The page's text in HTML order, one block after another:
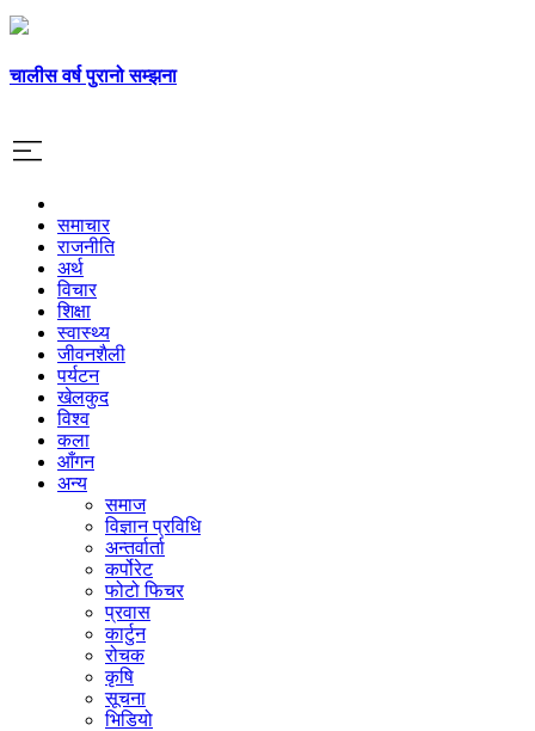
चालीस वर्ष पुरानो सम्झना
समाचार
राजनीति
अर्थ
विचार
शिक्षा
स्वास्थ्य
जीवनशैली
पर्यटन
खेलकुद
विश्व
कला
आँगन
अन्य
समाज
विज्ञान प्रविधि
अन्तर्वार्ता
कर्पोरेट
फोटो फिचर
प्रवास
कार्टुन
रोचक
कृषि
सूचना
भिडियो